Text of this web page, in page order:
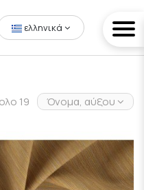
ελληνικά
19 Όνομα, αύξουσα